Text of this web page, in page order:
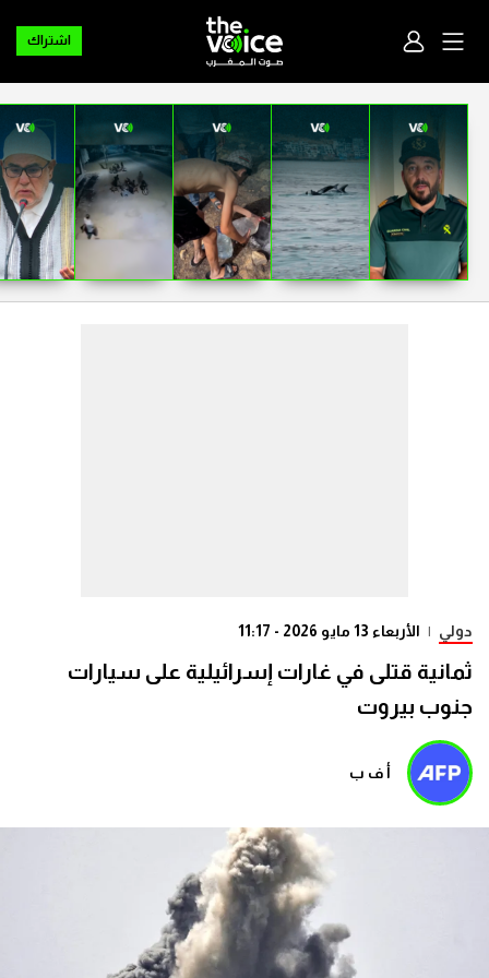
اشتراك
دولي | الأربعاء 13 مايو 2026 - 11:17
ثمانية قتلى في غارات إسرائيلية على سيارات
جنوب بيروت
أ ف ب